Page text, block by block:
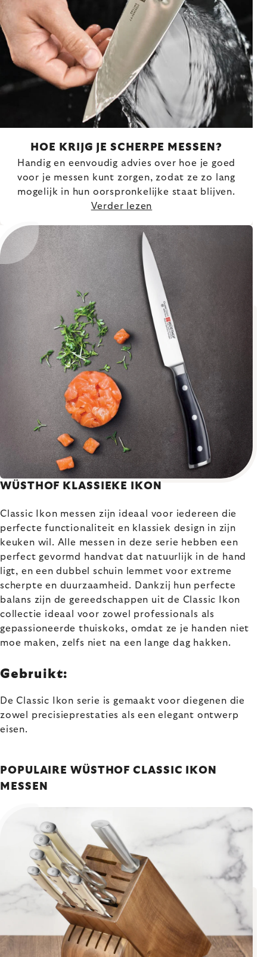
HOE KRIJG JE SCHERPE MESSEN?
Handig en eenvoudig advies over hoe je goed
voor je messen kunt zorgen, zodat ze zo lang
mogelijk in hun oorspronkelijke staat blijven.
Verder lezen
WÜSTHOF KLASSIEKE IKON
Classic Ikon messen zijn ideaal voor iedereen die
perfecte functionaliteit en klassiek design in zijn
keuken wil. Alle messen in deze serie hebben een
perfect gevormd handvat dat natuurlijk in de hand
ligt, en een dubbel schuin lemmet voor extreme
scherpte en duurzaamheid. Dankzij hun perfecte
balans zijn de gereedschappen uit de Classic Ikon
collectie ideaal voor zowel professionals als
gepassioneerde thuiskoks, omdat ze je handen niet
moe maken, zelfs niet na een lange dag hakken.
Gebruikt:
De Classic Ikon serie is gemaakt voor diegenen die
zowel precisieprestaties als een elegant ontwerp
eisen.
POPULAIRE WÜSTHOF CLASSIC IKON
MESSEN